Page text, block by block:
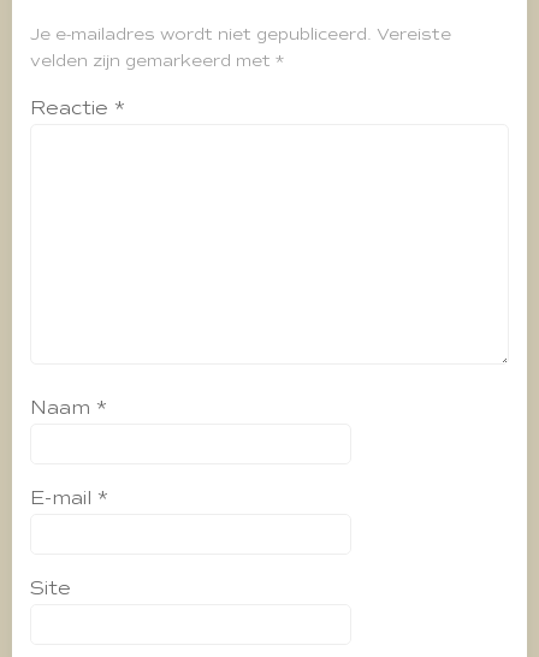
Je e-mailadres wordt niet gepubliceerd. Vereiste
velden zijn gemarkeerd met *
Reactie *
Naam *
E-mail *
Site